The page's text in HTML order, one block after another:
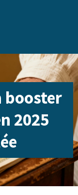
booster
2025